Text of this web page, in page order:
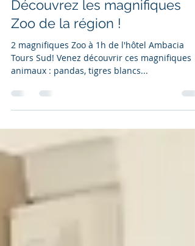
Hotel Ambacia - restaurant La Belle Etoile
11 août 2020
1 min de lecture
Découvrez les magnifiques
Zoo de la région !
Tours Sud! Venez découvrir ces magnifiques
animaux : pandas, tigres blancs...